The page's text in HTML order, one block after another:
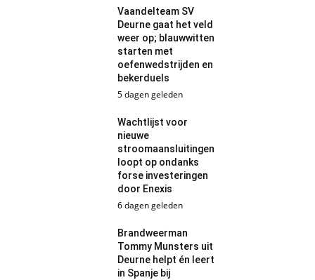
Vaandelteam SV
Deurne gaat het veld
weer op; blauwwitten
starten met
oefenwedstrijden en
bekerduels
5 dagen geleden
Wachtlijst voor
nieuwe
stroomaansluitingen
loopt op ondanks
forse investeringen
door Enexis
6 dagen geleden
Brandweerman
Tommy Munsters uit
Deurne helpt én leert
in Spanje bij